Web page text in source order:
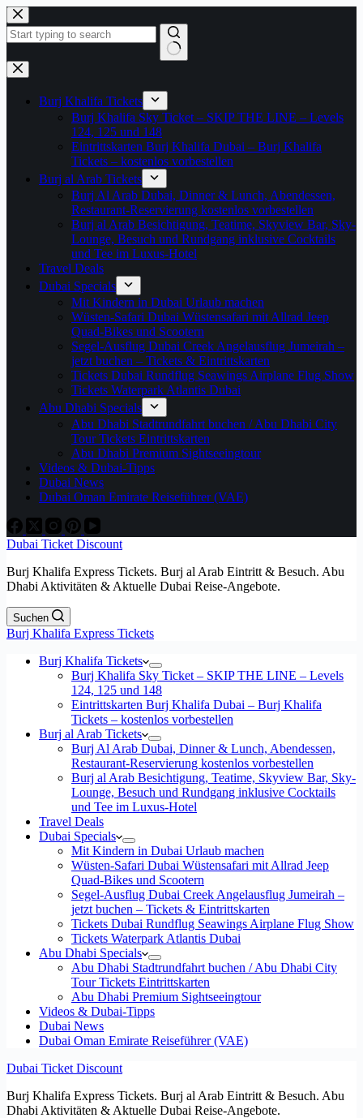
Zum
Inhalt
springen
Keine
Ergebnisse
Burj Khalifa Tickets
Burj Khalifa Sky Ticket – SKIP THE LINE – Levels
124, 125 und 148
Eintrittskarten Burj Khalifa Dubai – Burj Khalifa
Tickets – kostenlos vorbestellen
Burj al Arab Tickets
Burj Al Arab Dubai, Dinner & Lunch, Abendessen,
Restaurant-Reservierung kostenlos vorbestellen
Burj al Arab Besichtigung, Teatime, Skyview Bar, Sky-
Lounge, Besuch und Rundgang inklusive Cocktails
und Tee im Luxus-Hotel
Travel Deals
Dubai Specials
Mit Kindern in Dubai Urlaub machen
Wüsten-Safari Dubai Wüstensafari mit Allrad Jeep
Quad-Bikes und Scootern
Segel-Ausflug Dubai Creek Angelausflug Jumeirah –
jetzt buchen – Tickets & Eintrittskarten
Tickets Dubai Rundflug Seawings Airplane Flug Show
Tickets Waterpark Atlantis Dubai
Abu Dhabi Specials
Abu Dhabi Stadtrundfahrt buchen / Abu Dhabi City
Tour Tickets Eintrittskarten
Abu Dhabi Premium Sightseeingtour
Videos & Dubai-Tipps
Dubai News
Dubai Oman Emirate Reiseführer (VAE)
Dubai Ticket Discount
Burj Khalifa Express Tickets. Burj al Arab Eintritt & Besuch. Abu
Dhabi Aktivitäten & Aktuelle Dubai Reise-Angebote.
Suchen
Burj Khalifa Express Tickets
Burj Khalifa Tickets
Burj Khalifa Sky Ticket – SKIP THE LINE – Levels
124, 125 und 148
Eintrittskarten Burj Khalifa Dubai – Burj Khalifa
Tickets – kostenlos vorbestellen
Burj al Arab Tickets
Burj Al Arab Dubai, Dinner & Lunch, Abendessen,
Restaurant-Reservierung kostenlos vorbestellen
Burj al Arab Besichtigung, Teatime, Skyview Bar, Sky-
Lounge, Besuch und Rundgang inklusive Cocktails
und Tee im Luxus-Hotel
Travel Deals
Dubai Specials
Mit Kindern in Dubai Urlaub machen
Wüsten-Safari Dubai Wüstensafari mit Allrad Jeep
Quad-Bikes und Scootern
Segel-Ausflug Dubai Creek Angelausflug Jumeirah –
jetzt buchen – Tickets & Eintrittskarten
Tickets Dubai Rundflug Seawings Airplane Flug Show
Tickets Waterpark Atlantis Dubai
Abu Dhabi Specials
Abu Dhabi Stadtrundfahrt buchen / Abu Dhabi City
Tour Tickets Eintrittskarten
Abu Dhabi Premium Sightseeingtour
Videos & Dubai-Tipps
Dubai News
Dubai Oman Emirate Reiseführer (VAE)
Dubai Ticket Discount
Burj Khalifa Express Tickets. Burj al Arab Eintritt & Besuch. Abu
Dhabi Aktivitäten & Aktuelle Dubai Reise-Angebote.